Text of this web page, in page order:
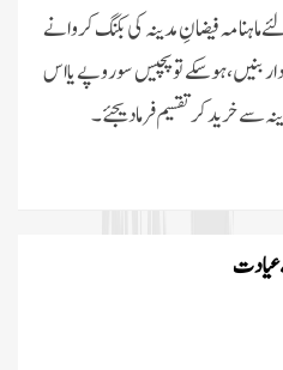
ایک فرد کو 12ماہ کے لئے ماہنامہ فیضانِ مدینہ کی بکنگ کروانے
بنیں، ہوسکے تو پچیس سو روپے یا اس
سے خرید کر تقسیم فرمادیجئے۔
عیادت